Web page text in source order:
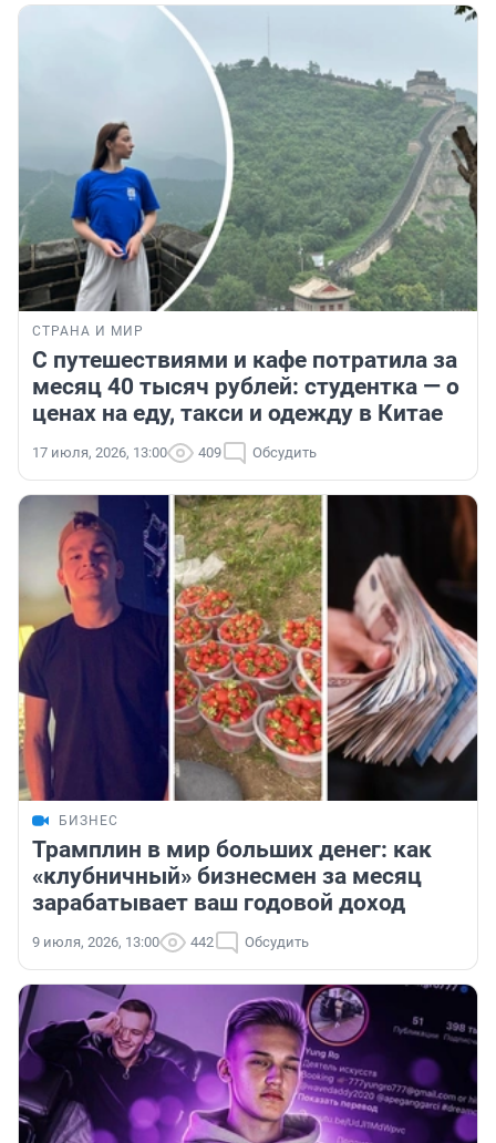
СТРАНА И МИР
С путешествиями и кафе потратила за
месяц 40 тысяч рублей: студентка — о
ценах на еду, такси и одежду в Китае
17 июля, 2026, 13:00 409 Обсудить
БИЗНЕС
Трамплин в мир больших денег: как
«клубничный» бизнесмен за месяц
зарабатывает ваш годовой доход
9 июля, 2026, 13:00 442 Обсудить